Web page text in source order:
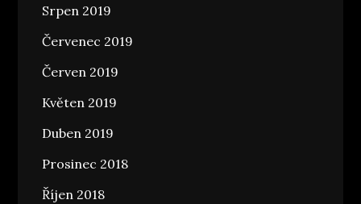
Srpen 2019
Červenec 2019
Červen 2019
Květen 2019
Duben 2019
Prosinec 2018
Říjen 2018